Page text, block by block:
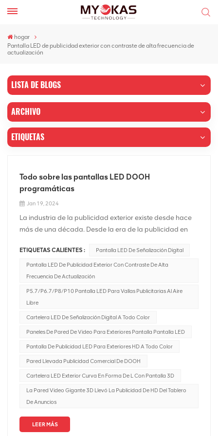
hogar
Pantalla LED de publicidad exterior con contraste de alta frecuencia de
actualización
LISTA DE BLOGS
ARCHIVO
ETIQUETAS
Todo sobre las pantallas LED DOOH
programáticas
Jan 19, 2024
La industria de la publicidad exterior existe desde hace
más de una década. Desde la era de la publicidad en
industria ha estado evolucionando constantemente para
abordar los comportamientos en constante cambio de
los consumidores. Una de las últimas innovaciones en la
industria es el DOOH programático o pDOOH. ¿Pero qué
es exactamente? Publicidad programática digital
de la publicidad digital exterior con la compra
programática, lo que permite la entrega de contenido
dirigido, basado en datos y en tiempo real en pantallas
LED. A continuación se ofrece una descripción general
programático en Pantallas LED:Pantallas LED: son
pantallas grandes de alta resolución que se utilizan a
menudo en entornos al aire libre, centros comerciales,
centros de tránsito y otros espacios públicos.DOOH
ETIQUETAS CALIENTES : Pantalla LED De Señalización Digital
Pantalla LED De Publicidad Exterior Con Contraste De Alta
Frecuencia De Actualización
P5.7/P6.7/P8/P10 Pantalla LED Para Vallas Publicitarias Al Aire
Libre
Cartelera LED De Señalización Digital A Todo Color
Paneles De Pared De Video Para Exteriores Pantalla Pantalla LED
Pantalla De Publicidad LED Para Exteriores HD A Todo Color
Pared Llevada Publicidad Comercial De DOOH
Cartelera LED Exterior Curva En Forma De L Con Pantalla 3D
La Pared Video Gigante 3D Llevó La Publicidad De HD Del Tablero
De Anuncios
LEER MÁS